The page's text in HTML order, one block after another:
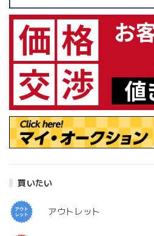
買いたい
アウトレット